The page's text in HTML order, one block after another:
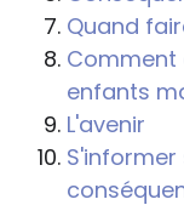
enfant.
La
web
et pénales.
Quand
Comment
enfants
L'avenir